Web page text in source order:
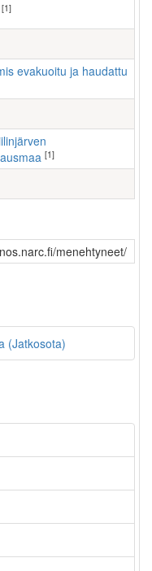
[1]
evakuoitu ja haudattu
[1]
menehtyneet/
(Jatkosota)